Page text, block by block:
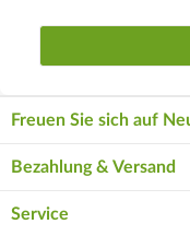
Freuen Sie sich auf
Bezahlung & Versand
Service